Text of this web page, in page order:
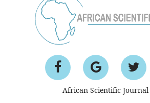
African Scientific Journal